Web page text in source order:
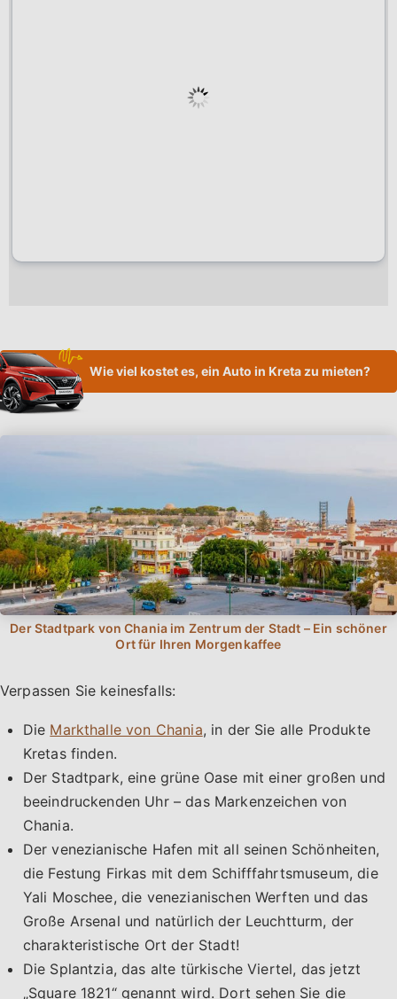
Wie viel kostet es, ein Auto in Kreta zu mieten?
Verpassen Sie keinesfalls:
Die Markthalle von Chania, in der Sie alle Produkte
Kretas finden.
Der Stadtpark, eine grüne Oase mit einer großen und
beeindruckenden Uhr – das Markenzeichen von
Chania.
Der venezianische Hafen mit all seinen Schönheiten,
die Festung Firkas mit dem Schifffahrtsmuseum, die
Yali Moschee, die venezianischen Werften und das
Große Arsenal und natürlich der Leuchtturm, der
charakteristische Ort der Stadt!
Die Splantzia, das alte türkische Viertel, das jetzt
„Square 1821“ genannt wird. Dort sehen Sie die